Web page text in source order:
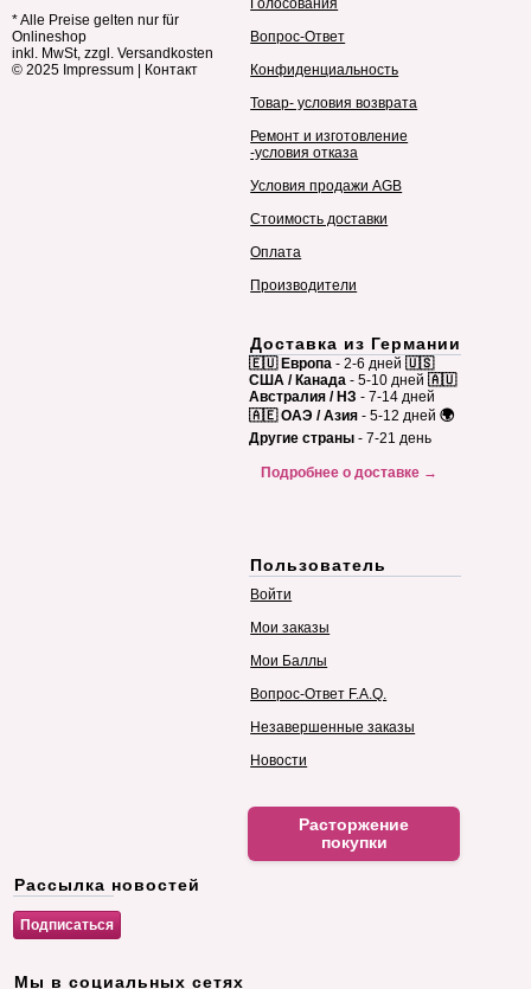
* Alle Preise gelten nur für
Onlineshop
inkl. MwSt, zzgl. Versandkosten
© 2025 Impressum Контакт
Голосования
Вопрос-Ответ
Конфиденциальность
Товар- условия возврата
Ремонт и изготовление
-условия отказа
Условия продажи AGB
Стоимость доставки
Оплата
Производители
Доставка из Германии
🇪🇺 Европа - 2-6 дней 🇺🇸
США / Канада - 5-10 дней 🇦🇺
Австралия / НЗ - 7-14 дней
🇦🇪 ОАЭ / Азия - 5-12 дней 🌍
Другие страны - 7-21 день
Подробнее о доставке →
Пользователь
Войти
Мои заказы
Мои Баллы
Вопрос-Ответ F.A.Q.
Незавершенные заказы
Новости
Расторжение
покупки
Рассылка новостей
Мы в социальных сетях